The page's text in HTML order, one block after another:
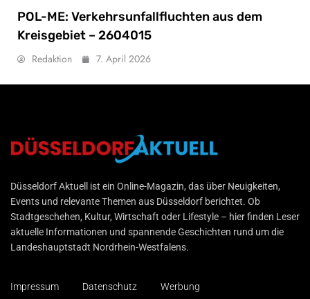
POL-ME: Verkehrsunfallfluchten aus dem
Kreisgebiet – 2604015
Redaktion 7. April 2026
Düsseldorf Aktuell
Düsseldorf Aktuell ist ein Online-Magazin, das über Neuigkeiten,
Events und relevante Themen aus Düsseldorf berichtet. Ob
Stadtgeschehen, Kultur, Wirtschaft oder Lifestyle – hier finden Leser
aktuelle Informationen und spannende Geschichten rund um die
Landeshauptstadt Nordrhein-Westfalens.
Impressum Datenschutz Werbung